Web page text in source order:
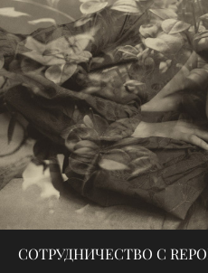
СОТРУДНИЧЕСТВО C